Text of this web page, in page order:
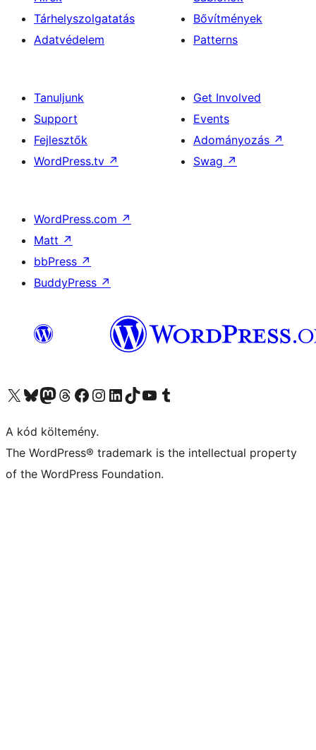
Tárhelyszolgatatás
Adatvédelem
Bővítmények
Patterns
Tanuljunk
Support
Fejlesztők
WordPress.tv ↗
Get Involved
Events
Adományozás ↗
Swag ↗
WordPress.com ↗
Matt ↗
bbPress ↗
BuddyPress ↗
Visit our X (formerly Twitter) account
Visit our Bluesky account
Twitter csatornánk
Visit our Threads account
Facebook oldalunk megtekintése
Visit our Instagram account
Visit our LinkedIn account
Visit our TikTok account
Visit our YouTube channel
Visit our Tumblr account
A kód költemény.
The WordPress® trademark is the intellectual property
of the WordPress Foundation.